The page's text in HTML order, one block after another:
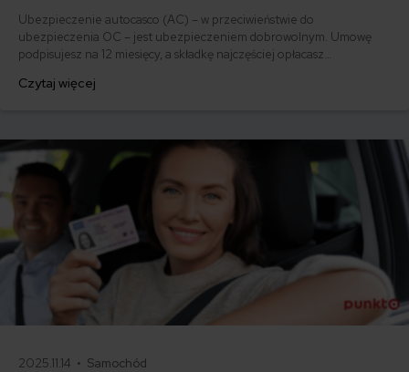
Ubezpieczenie autocasco (AC) – w przeciwieństwie do
ubezpieczenia OC – jest ubezpieczeniem dobrowolnym. Umowę
podpisujesz na 12 miesięcy, a składkę najczęściej opłacasz
ofertę lub zdecydowałeś się sprzedać samochód w trakcie trwania
Czytaj więcej
2025.11.14 • Samochód